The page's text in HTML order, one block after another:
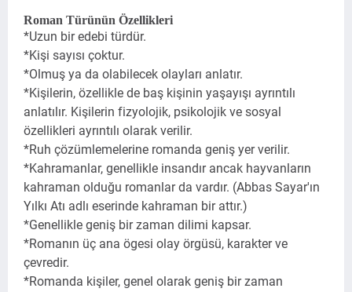
Roman Türünün Özellikleri
*Uzun bir edebi türdür.
*Kişi sayısı çoktur.
*Olmuş ya da olabilecek olayları anlatır.
*Kişilerin, özellikle de baş kişinin yaşayışı ayrıntılı
anlatılır. Kişilerin fizyolojik, psikolojik ve sosyal
özellikleri ayrıntılı olarak verilir.
*Ruh çözümlemelerine romanda geniş yer verilir.
*Kahramanlar, genellikle insandır ancak hayvan­ların
kahraman olduğu romanlar da vardır. (Abbas Sayar'ın
Yılkı Atı adlı eserinde kahraman bir attır.)
*Genellikle geniş bir zaman dilimi kapsar.
*Romanın üç ana ögesi olay örgüsü, karakter ve
çevredir.
*Romanda kişiler, genel olarak geniş bir zaman